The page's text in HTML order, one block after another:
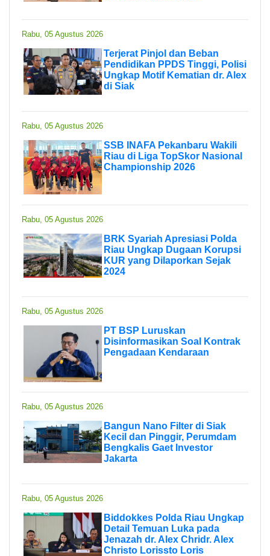
Rabu, 05 Agustus 2026
Terjerat Pinjol dan Beban
Pendidikan PPDS Tinggi, Polisi
Ungkap Motif Kematian dr. Alex
di Siak
Rabu, 05 Agustus 2026
SSB INAFA Pekanbaru Wakili
Riau di Liga TopSkor Nasional
Championship 2026
Rabu, 05 Agustus 2026
BRK Syariah Apresiasi Polda
Riau Ungkap Dugaan Korupsi
KUR yang Dilaporkan Sejak
2024
Rabu, 05 Agustus 2026
PT BSP Luruskan
Disinformasikan Soal Kontrak
Pengadaan Kendaraan
Rabu, 05 Agustus 2026
Bangun Nano Filter di Siak
Kecil dan Pinggir, Perumdam
Bengkalis Gaet Investor
Jakarta
Rabu, 05 Agustus 2026
Biddokkes Polda Riau Ungkap
Detail Temuan Luka pada
Jenazah dr. Alex Chridr. Alex
Christo Lorissto Loris